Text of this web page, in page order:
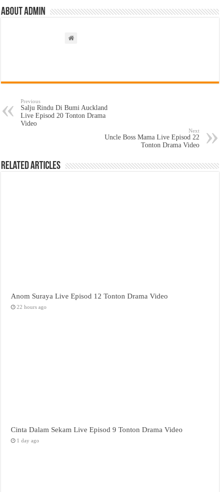
About admin
Previous
Salju Rindu Di Bumi Auckland
Live Episod 20 Tonton Drama
Video
Next
Uncle Boss Mama Live Episod 22
Tonton Drama Video
Related Articles
Anom Suraya Live Episod 12 Tonton Drama Video
22 hours ago
Cinta Dalam Sekam Live Episod 9 Tonton Drama Video
1 day ago